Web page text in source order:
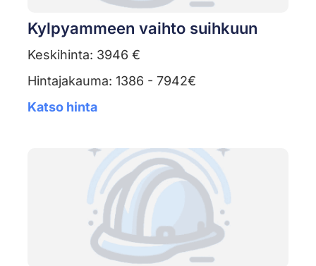
Kylpyammeen vaihto suihkuun
Keskihinta: 3946 €
Hintajakauma: 1386 - 7942€
Katso hinta